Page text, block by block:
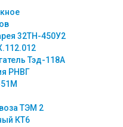
32ТН-450У2
Тэд-118А
РНВГ
ТЭМ 2
КТ6